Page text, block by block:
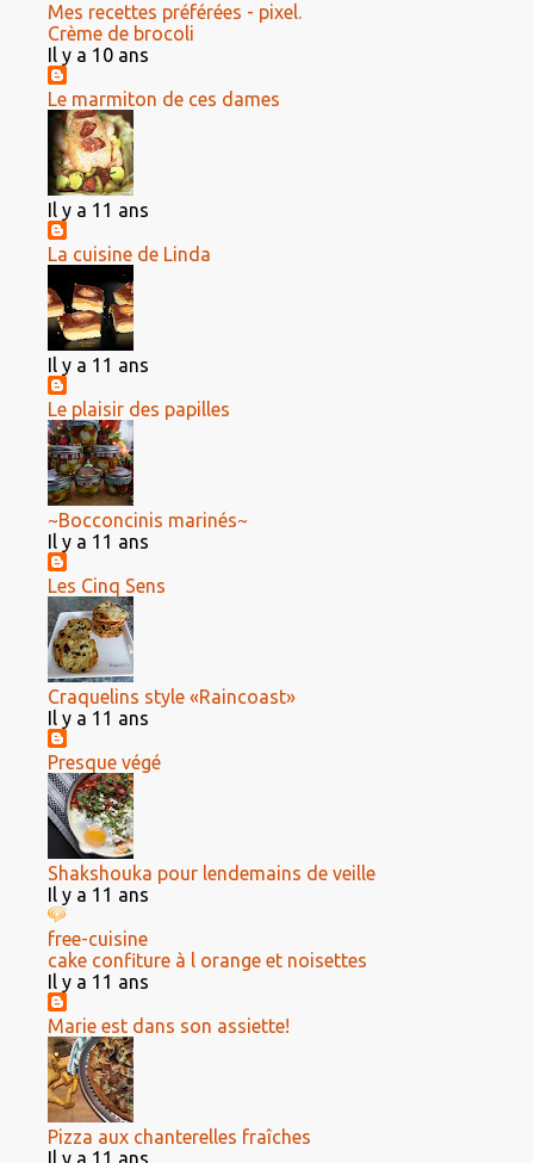
Mes recettes préférées - pixel.
Crème de brocoli
Il y a 10 ans
Le marmiton de ces dames
Il y a 11 ans
La cuisine de Linda
Il y a 11 ans
Le plaisir des papilles
~Bocconcinis marinés~
Il y a 11 ans
Les Cinq Sens
Craquelins style «Raincoast»
Il y a 11 ans
Presque végé
Shakshouka pour lendemains de veille
Il y a 11 ans
free-cuisine
cake confiture à l orange et noisettes
Il y a 11 ans
Marie est dans son assiette!
Pizza aux chanterelles fraîches
Il y a 11 ans